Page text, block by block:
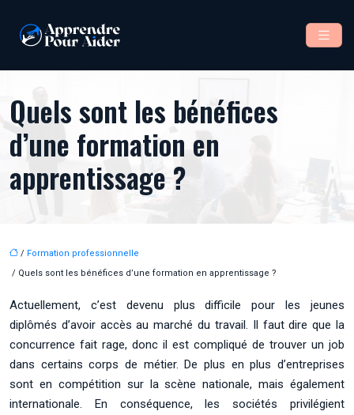
Quels sont les bénéfices
d’une formation en
apprentissage ?
/ Formation professionnelle
/ Quels sont les bénéfices d’une formation en apprentissage ?
Actuellement, c’est devenu plus difficile pour les jeunes
diplômés d’avoir accès au marché du travail. Il faut dire que la
concurrence fait rage, donc il est compliqué de trouver un job
dans certains corps de métier. De plus en plus d’entreprises
sont en compétition sur la scène nationale, mais également
internationale. En conséquence, les sociétés privilégient